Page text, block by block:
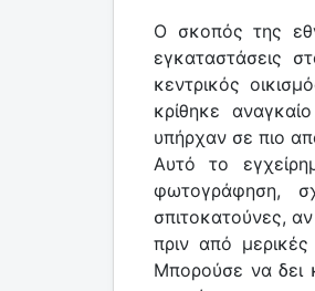
Ο σκοπός της
εγκαταστάσεις
κεντρικός
κρίθηκε
υπήρχαν σε πιο
Αυτό το
φωτογράφηση,
σπιτοκατούνες,
πριν από
Μπορούσε να δει